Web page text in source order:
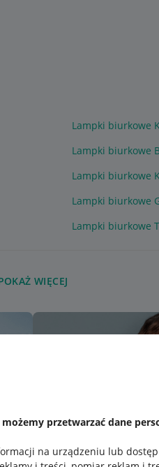
przetwarzać dane
na urządzeniu lub
Lampki biurkowe
Lampki biurkowe
Lampki biurkowe
Lampki biurkowe
Lampki biurkowe
WIĘCEJ